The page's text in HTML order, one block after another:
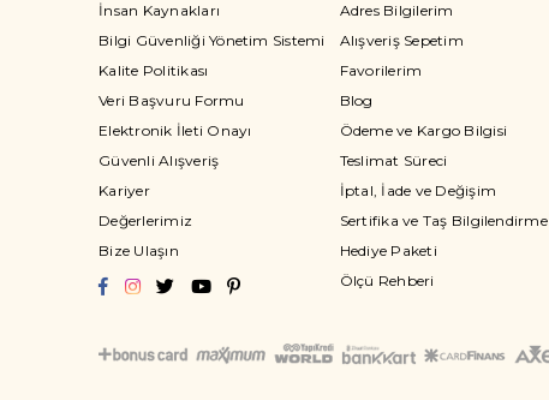
İnsan Kaynakları
Bilgi Güvenliği Yönetim Sistemi
Kalite Politikası
Veri Başvuru Formu
Elektronik İleti Onayı
Güvenli Alışveriş
Kariyer
Değerlerimiz
Bize Ulaşın
Adres Bilgilerim
Alışveriş Sepetim
Favorilerim
Blog
Ödeme ve Kargo Bilgisi
Teslimat Süreci
İptal, İade ve Değişim
Sertifika ve Taş Bilgilendirme
Hediye Paketi
Ölçü Rehberi